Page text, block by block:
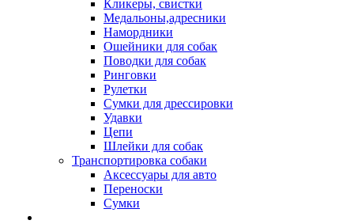
Кликеры, свистки
Медальоны,адресники
Намордники
Ошейники для собак
Поводки для собак
Ринговки
Рулетки
Сумки для дрессировки
Удавки
Цепи
Шлейки для собак
Транспортировка собаки
Аксессуары для авто
Переноски
Сумки